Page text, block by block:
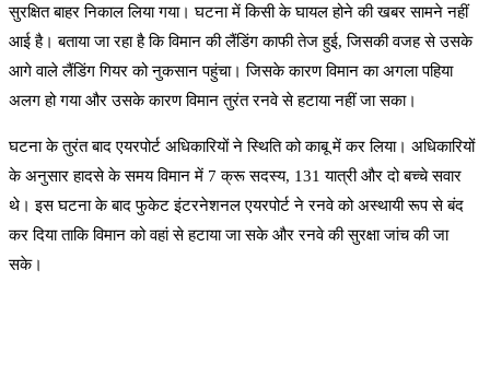
सुरक्षित बाहर निकाल लिया गया। घटना में किसी के घायल होने की खबर सामने नहीं
आई है। बताया जा रहा है कि विमान की लैंडिंग काफी तेज हुई, जिसकी वजह से उसके
आगे वाले लैंडिंग गियर को नुकसान पहुंचा। जिसके कारण विमान का अगला पहिया
अलग हो गया और उसके कारण विमान तुरंत रनवे से हटाया नहीं जा सका।
घटना के तुरंत बाद एयरपोर्ट अधिकारियों ने स्थिति को काबू में कर लिया। अधिकारियों
के अनुसार हादसे के समय विमान में 7 क्रू सदस्य, 131 यात्री और दो बच्चे सवार
थे। इस घटना के बाद फुकेट इंटरनेशनल एयरपोर्ट ने रनवे को अस्थायी रूप से बंद
कर दिया ताकि विमान को वहां से हटाया जा सके और रनवे की सुरक्षा जांच की जा
सके।